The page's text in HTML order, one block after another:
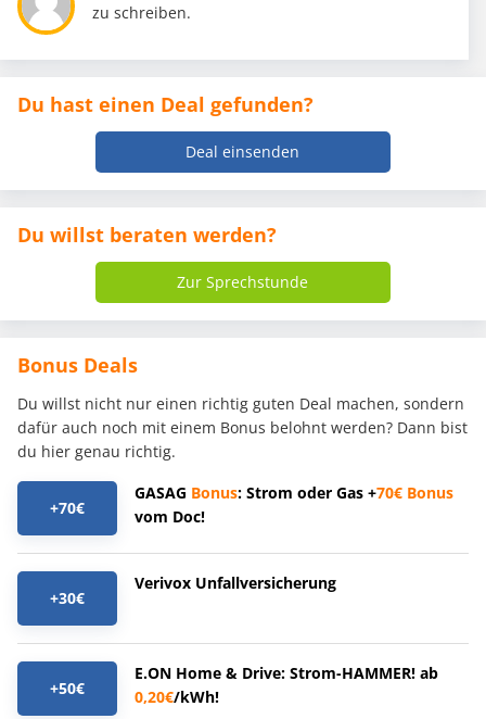
zu schreiben.
Du hast einen Deal gefunden?
Deal einsenden
Du willst beraten werden?
Zur Sprechstunde
Bonus Deals
Du willst nicht nur einen richtig guten Deal machen, sondern
dafür auch noch mit einem Bonus belohnt werden? Dann bist
du hier genau richtig.
+70€
GASAG Bonus: Strom oder Gas +70€ Bonus
vom Doc!
+30€
Verivox Unfallversicherung
+50€
E.ON Home & Drive: Strom-HAMMER! ab
0,20€/kWh!